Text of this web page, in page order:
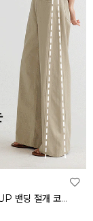
[여름버전] 핏 UP 밴딩 절개 코튼 팬츠